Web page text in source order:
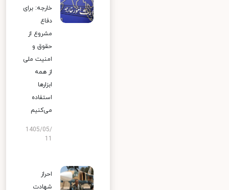
خارجه: برای
دفاع
مشروع از
حقوق و
امنیت ملی
از همه
ابزارها
استفاده
می‌کنیم
1405/05/
احراز
شهادت